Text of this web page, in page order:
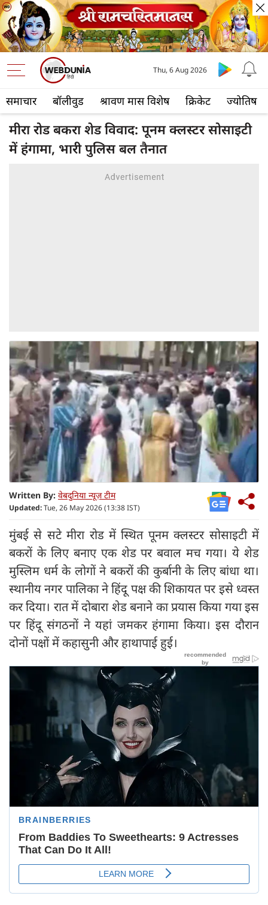
समाचार बॉलीवुड श्रावण मास विशेष क्रिकेट ज्योतिष
Thu, 6 Aug 2026
मीरा रोड बकरा शेड विवाद: पूनम क्लस्टर सोसाइटी
में हंगामा, भारी पुलिस बल तैनात
Written By: वेबदुनिया न्यूज़ टीम
Updated:Tue, 26 May 2026 (13:38 IST)
मुंबई से सटे मीरा रोड में स्थित पूनम क्लस्टर सोसाइटी में
बकरों के लिए बनाए एक शेड पर बवाल मच गया। ये शेड
मुस्लिम धर्म के लोगों ने बकरों की कुर्बानी के लिए बांधा था।
स्थानीय नगर पालिका ने हिंदू पक्ष की शिकायत पर इसे ध्वस्त
कर दिया। रात में दोबारा शेड बनाने का प्रयास किया गया इस
पर हिंदू संगठनों ने यहां जमकर हंगामा किया। इस दौरान
दोनों पक्षों में कहासुनी और हाथापाई हुई।